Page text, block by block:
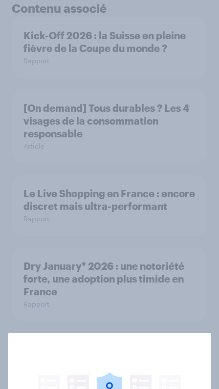
Contenu associé
Kick-Off 2026 : la Suisse en pleine
fièvre de la Coupe du monde ?
Rapport
[On demand] Tous durables ? Les 4
visages de la consommation
responsable
Article
Le Live Shopping en France : encore
discret mais ultra-performant
Rapport
Dry January* 2026 : une notoriété
forte, une adoption plus timide en
France
Rapport